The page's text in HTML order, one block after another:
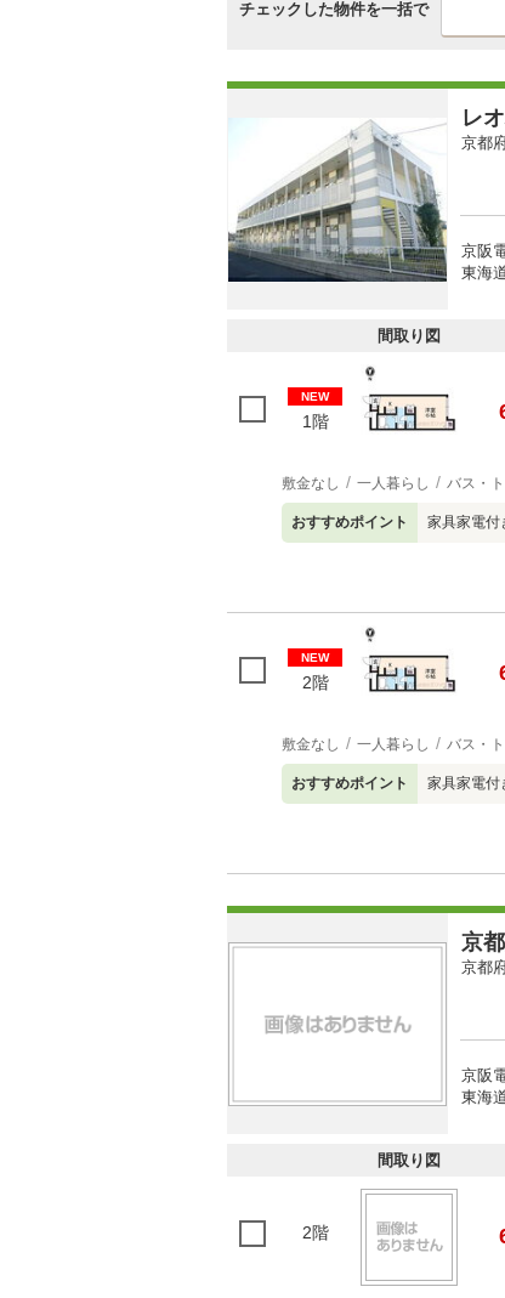
チェックした物件を一括で
レ
京都
京阪
東海
間取り図
NEW
1階
敷金なし 一人暮らし バス・
おすすめポイント 家具家電付
NEW
2階
敷金なし 一人暮らし バス・
おすすめポイント 家具家電付
京
京都
京阪
東海
間取り図
2階